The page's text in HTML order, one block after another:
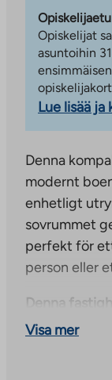
Opiskelijaetu
Opiskelijat
asuntoihin
Lue lisää
Denna
modernt
enhetligt
sovrummet
perfekt för
person eller
Denna
kommer inte
Visa mer